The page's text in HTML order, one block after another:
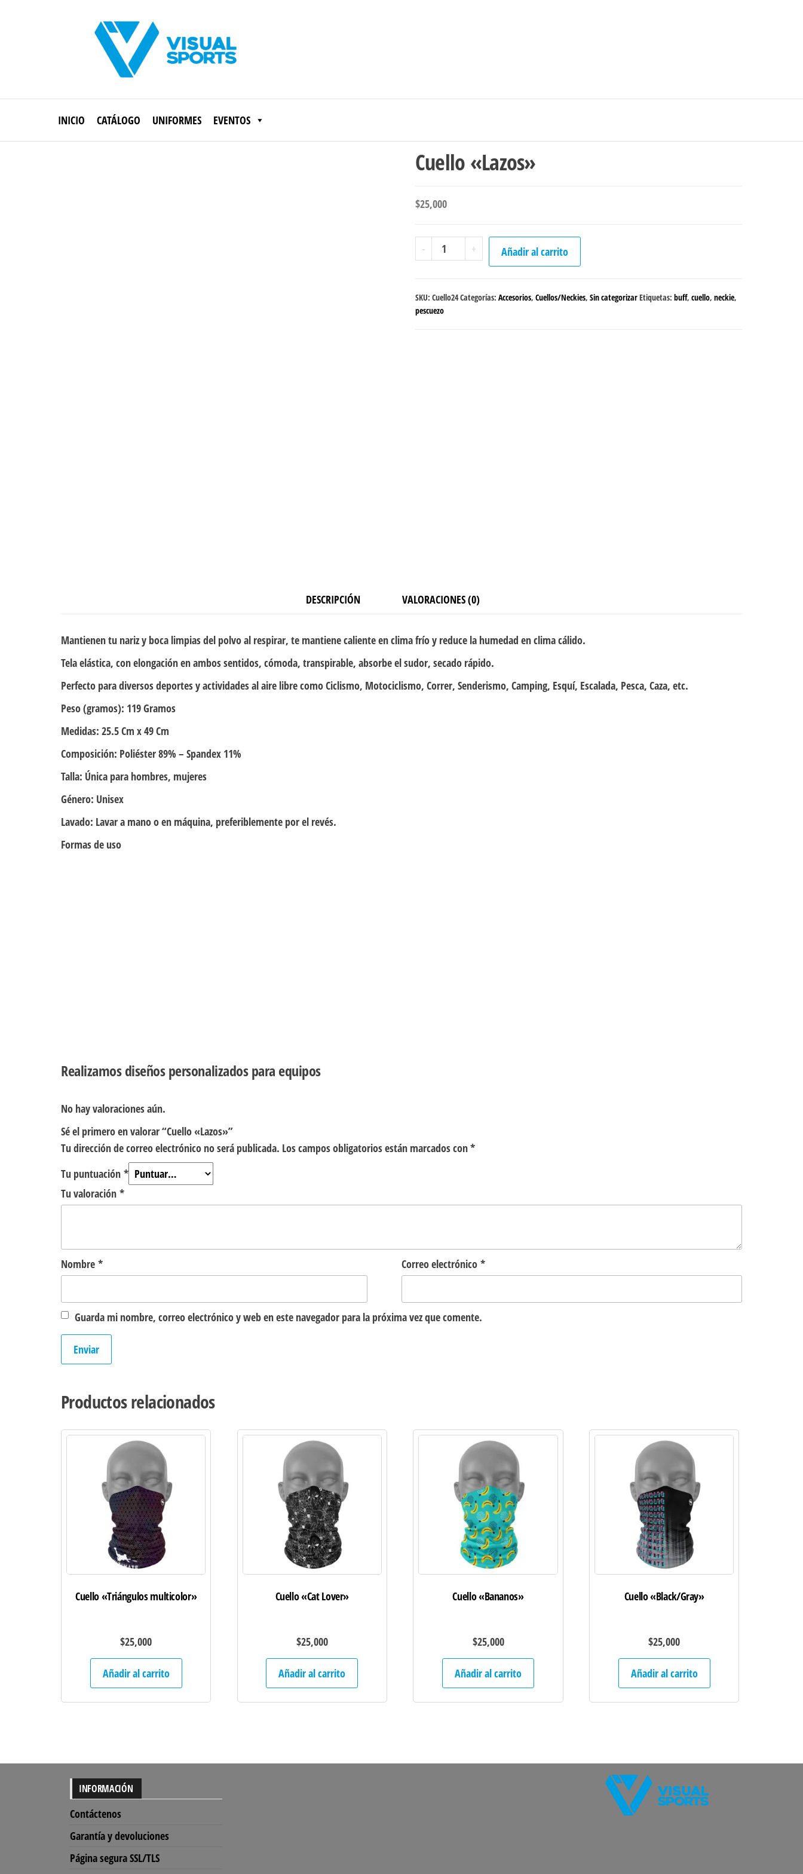
INICIO CATÁLOGO UNIFORMES EVENTOS
Cuello «Lazos»
$25,000
-
Cuello
"Lazos"
+ Añadir al carrito
SKU: Cuello24Categorías: Accesorios, Cuellos/Neckies, Sin categorizarEtiquetas: buff, cuello, neckie,
pescuezo
DESCRIPCIÓN VALORACIONES (0)
Mantienen tu nariz y boca limpias del polvo al respirar, te mantiene caliente en clima frío y reduce la humedad en clima cálido.
Tela elástica, con elongación en ambos sentidos, cómoda, transpirable, absorbe el sudor, secado rápido.
Perfecto para diversos deportes y actividades al aire libre como Ciclismo, Motociclismo, Correr, Senderismo, Camping, Esquí, Escalada, Pesca, Caza, etc.
Peso (gramos): 119 Gramos
Medidas: 25.5 Cm x 49 Cm
Composición: Poliéster 89% – Spandex 11%
Talla: Única para hombres, mujeres
Género: Unisex
Lavado: Lavar a mano o en máquina, preferiblemente por el revés.
Formas de uso
Realizamos diseños personalizados para equipos
No hay valoraciones aún.
Sé el primero en valorar “Cuello «Lazos»”
Tu dirección de correo electrónico no será publicada. Los campos obligatorios están marcados con*
Tu puntuación *
Tu valoración *
Nombre * Correo electrónico *
Guarda mi nombre, correo electrónico y web en este navegador para la próxima vez que comente.
Productos relacionados
Cuello «Triángulos multicolor»
$25,000
Añadir al carrito
Cuello «Cat Lover»
$25,000
Añadir al carrito
Cuello «Bananos»
$25,000
Añadir al carrito
Cuello «Black/Gray»
$25,000
Añadir al carrito
INFORMACIÓN
Contáctenos
Garantía y devoluciones
Página segura SSL/TLS